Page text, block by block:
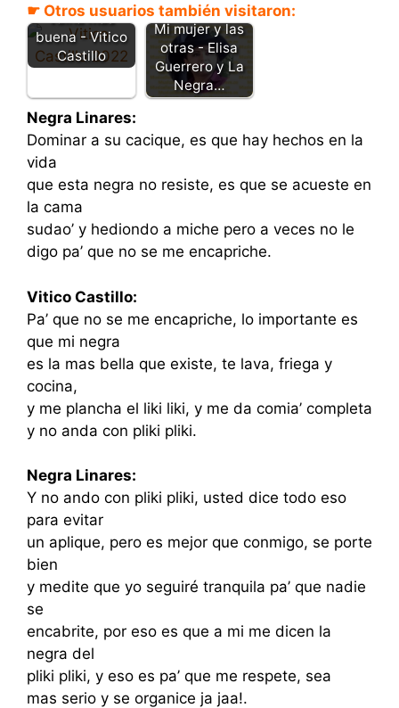
☛ Otros usuarios también visitaron:
vaina más
buena - Vitico
Castillo
Mi mujer y las
otras - Elisa
Guerrero y La
Negra…
Negra Linares:
Dominar a su cacique, es que hay hechos en la
vida
que esta negra no resiste, es que se acueste en
la cama
sudao’ y hediondo a miche pero a veces no le
digo pa’ que no se me encapriche.
Vitico Castillo:
Pa’ que no se me encapriche, lo importante es
que mi negra
es la mas bella que existe, te lava, friega y
cocina,
y me plancha el liki liki, y me da comia’ completa
y no anda con pliki pliki.
Negra Linares:
Y no ando con pliki pliki, usted dice todo eso
para evitar
un aplique, pero es mejor que conmigo, se porte
bien
y medite que yo seguiré tranquila pa’ que nadie
se
encabrite, por eso es que a mi me dicen la
negra del
pliki pliki, y eso es pa’ que me respete, sea
mas serio y se organice ja jaa!.